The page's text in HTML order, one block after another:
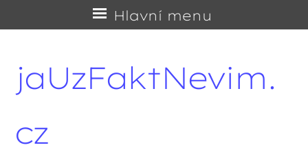
jaUzFaktNevim.
cz
Hlavní menu
na